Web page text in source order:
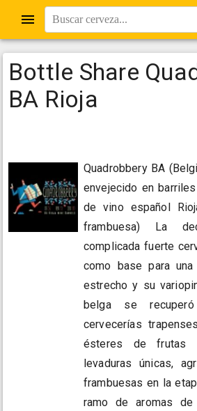
Buscar cerveza...
Bottle Share
BA Rioja
Quadrobbery BA
envejecido en
de vino español
frambuesa) La
complicada fuerte
como base para
estrecho y su
belga se
cervecerías
ésteres de frutas
levaduras únicas,
frambuesas en la
ramo de aromas de